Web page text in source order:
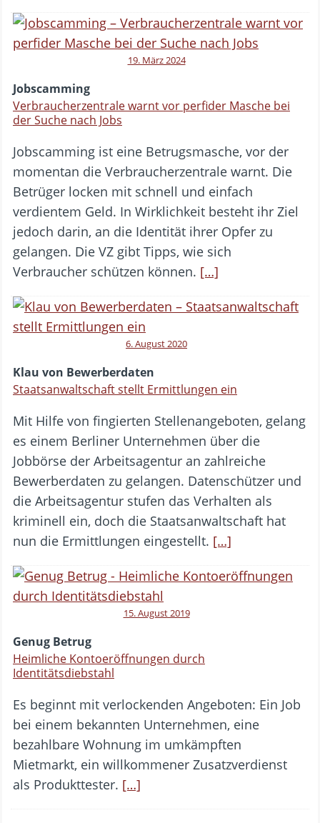
19. März 2024
Jobscamming
Verbraucherzentrale warnt vor perfider Masche bei
der Suche nach Jobs
Jobscamming ist eine Betrugsmasche, vor der
momentan die Verbraucherzentrale warnt. Die
Betrüger locken mit schnell und einfach
verdientem Geld. In Wirklichkeit besteht ihr Ziel
jedoch darin, an die Identität ihrer Opfer zu
gelangen. Die VZ gibt Tipps, wie sich
Verbraucher schützen können. […]
6. August 2020
Klau von Bewerberdaten
Staatsanwaltschaft stellt Ermittlungen ein
Mit Hilfe von fingierten Stellenangeboten, gelang
es einem Berliner Unternehmen über die
Jobbörse der Arbeitsagentur an zahlreiche
Bewerberdaten zu gelangen. Datenschützer und
die Arbeitsagentur stufen das Verhalten als
kriminell ein, doch die Staatsanwaltschaft hat
nun die Ermittlungen eingestellt. […]
15. August 2019
Genug Betrug
Heimliche Kontoeröffnungen durch
Identitätsdiebstahl
Es beginnt mit verlockenden Angeboten: Ein Job
bei einem bekannten Unternehmen, eine
bezahlbare Wohnung im umkämpften
Mietmarkt, ein willkommener Zusatzverdienst
als Produkttester. […]